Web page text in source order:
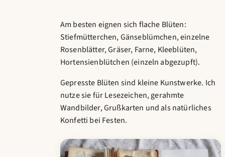
Am besten eignen sich flache Blüten:
Stiefmütterchen, Gänseblümchen, einzelne
Rosenblätter, Gräser, Farne, Kleeblüten,
Hortensienblütchen (einzeln abgezupft).
Gepresste Blüten sind kleine Kunstwerke. Ich
nutze sie für Lesezeichen, gerahmte
Wandbilder, Grußkarten und als natürliches
Konfetti bei Festen.